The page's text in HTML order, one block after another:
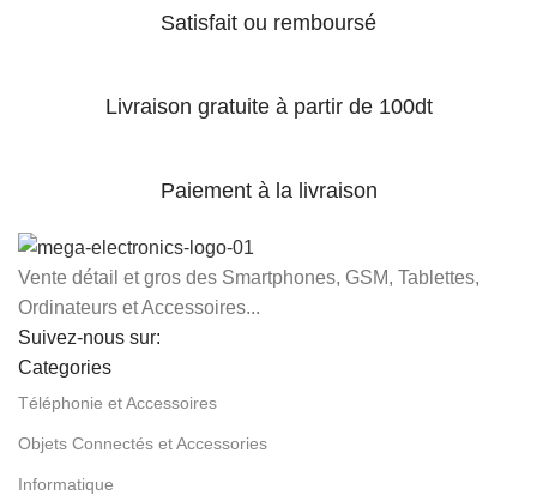
Satisfait ou remboursé
Livraison gratuite à partir de 100dt
Paiement à la livraison
Vente détail et gros des Smartphones, GSM, Tablettes,
Ordinateurs et Accessoires...
Suivez-nous sur:
Categories
Téléphonie et Accessoires
Objets Connectés et Accessories
Informatique